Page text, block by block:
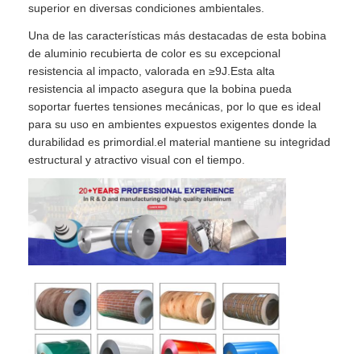
En casa.
Productos
Sobre nosotros
superior en diversas condiciones ambientales.
Una de las características más destacadas de esta bobina
de aluminio recubierta de color es su excepcional
resistencia al impacto, valorada en ≥9J.Esta alta
resistencia al impacto asegura que la bobina pueda
soportar fuertes tensiones mecánicas, por lo que es ideal
para su uso en ambientes expuestos exigentes donde la
durabilidad es primordial.el material mantiene su integridad
estructural y atractivo visual con el tiempo.